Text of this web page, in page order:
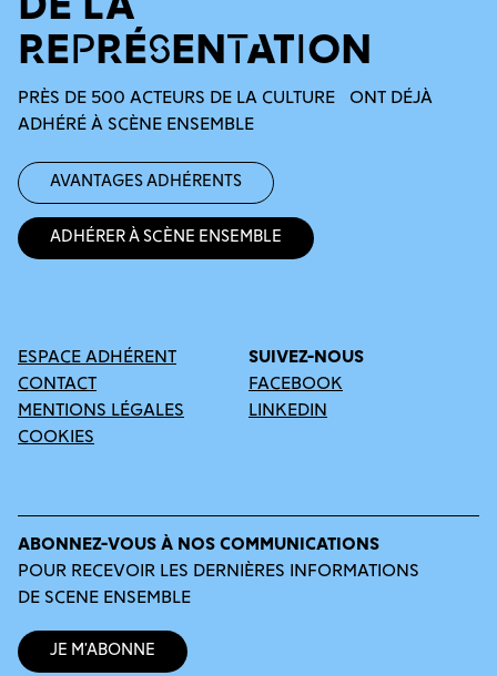
DE LA
REPRÉSENTATION
PRÈS DE 500 ACTEURS DE LA CULTURE ONT DÉJÀ
ADHÉRÉ À SCÈNE ENSEMBLE
Avantages adhérents
Adhérer à Scène Ensemble
ESPACE ADHÉRENT
CONTACT
MENTIONS LÉGALES
COOKIES
SUIVEZ-NOUS
FACEBOOK
LINKEDIN
ABONNEZ-VOUS À NOS COMMUNICATIONS
POUR RECEVOIR LES DERNIÈRES INFORMATIONS
DE SCENE ENSEMBLE
Je m’abonne